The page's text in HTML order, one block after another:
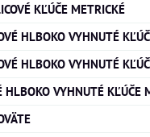
KĽÚČE METRICKÉ
HLBOKO VYHNUTÉ
HLBOKO VYHNUTÉ
HLBOKO VYHNUTÉ KĽÚČE